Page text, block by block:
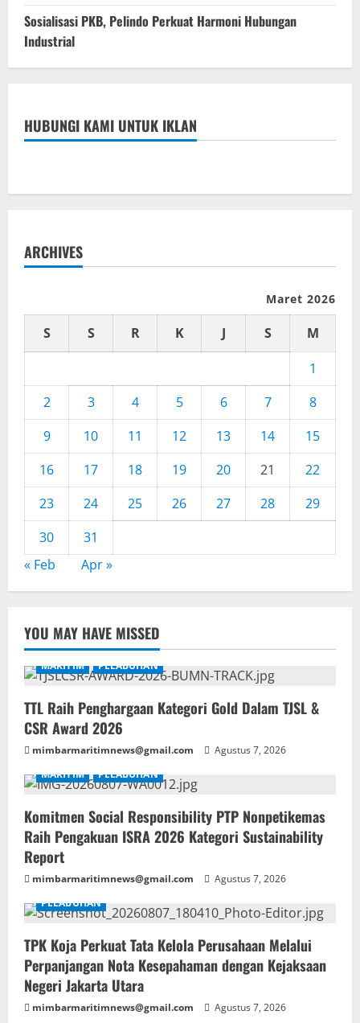
Sosialisasi PKB, Pelindo Perkuat Harmoni Hubungan
Industrial
HUBUNGI KAMI UNTUK IKLAN
ARCHIVES
Maret 2026
S S R K J S
M
1
2
3 4 5 6 7
8
9
10 11 12 13 14
15
16
17 18 19 20 21
22
23
24 25 26 27 28
29
30
31
« Feb
Apr »
YOU MAY HAVE MISSED
MARITIM PELABUHAN
TTL Raih Penghargaan Kategori Gold Dalam TJSL &
CSR Award 2026
mimbarmaritimnews@gmail.com
Agustus 7, 2026
MARITIM
PELABUHAN
Komitmen Social Responsibility PTP Nonpetikemas
Raih Pengakuan ISRA 2026 Kategori Sustainability
Report
mimbarmaritimnews@gmail.com
Agustus 7, 2026
PELABUHAN
TPK Koja Perkuat Tata Kelola Perusahaan Melalui
Perpanjangan Nota Kesepahaman dengan Kejaksaan
Negeri Jakarta Utara
mimbarmaritimnews@gmail.com Agustus 7, 2026